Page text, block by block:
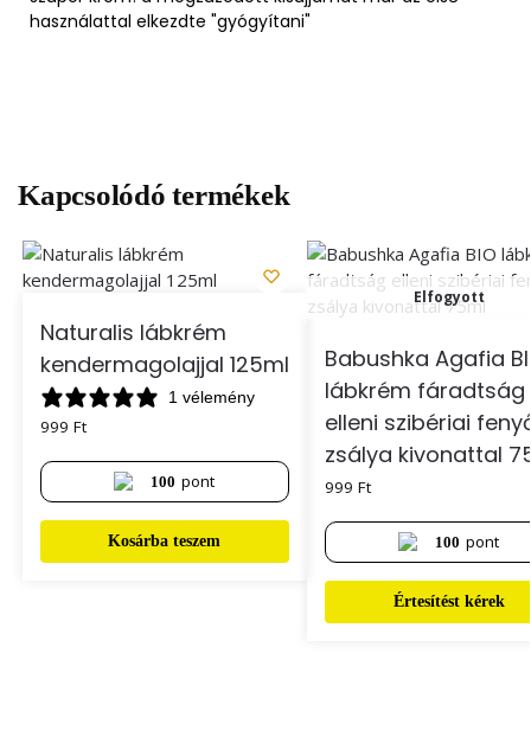
használattal elkezdte "gyógyítani"
Kapcsolódó termékek
Naturalis lábkrém
kendermagolajjal 125ml
1 vélemény
999 Ft
100 pont
Kosárba teszem
Elfogyott
Babushka Agafia
lábkrém fáradtság
elleni szibériai
zsálya kivonattal
999 Ft
100 pont
Értesítést kérek